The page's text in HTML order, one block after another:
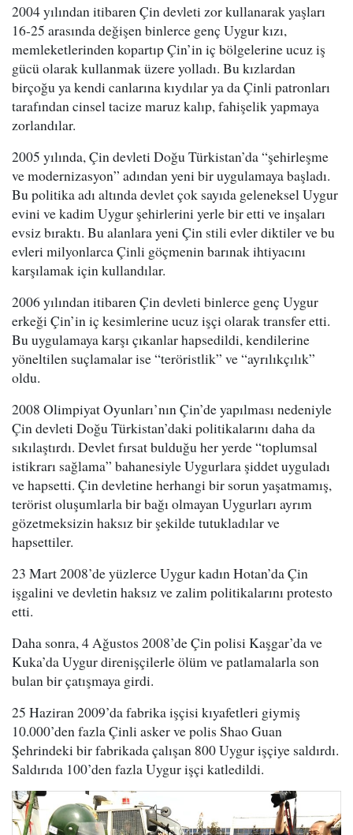
2004 yılından itibaren Çin devleti zor kullanarak yaşları
16-25 arasında değişen binlerce genç Uygur kızı,
memleketlerinden kopartıp Çin’in iç bölgelerine ucuz iş
gücü olarak kullanmak üzere yolladı. Bu kızlardan
birçoğu ya kendi canlarına kıydılar ya da Çinli patronları
tarafından cinsel tacize maruz kalıp, fahişelik yapmaya
zorlandılar.
2005 yılında, Çin devleti Doğu Türkistan’da “şehirleşme
ve modernizasyon” adından yeni bir uygulamaya başladı.
Bu politika adı altında devlet çok sayıda geleneksel Uygur
evini ve kadim Uygur şehirlerini yerle bir etti ve inşaları
evsiz bıraktı. Bu alanlara yeni Çin stili evler diktiler ve bu
evleri milyonlarca Çinli göçmenin barınak ihtiyacını
karşılamak için kullandılar.
2006 yılından itibaren Çin devleti binlerce genç Uygur
erkeği Çin’in iç kesimlerine ucuz işçi olarak transfer etti.
Bu uygulamaya karşı çıkanlar hapsedildi, kendilerine
yöneltilen suçlamalar ise “teröristlik” ve “ayrılıkçılık”
oldu.
2008 Olimpiyat Oyunları’nın Çin’de yapılması nedeniyle
Çin devleti Doğu Türkistan’daki politikalarını daha da
sıkılaştırdı. Devlet fırsat bulduğu her yerde “toplumsal
istikrarı sağlama” bahanesiyle Uygurlara şiddet uyguladı
ve hapsetti. Çin devletine herhangi bir sorun yaşatmamış,
terörist oluşumlarla bir bağı olmayan Uygurları ayrım
gözetmeksizin haksız bir şekilde tutukladılar ve
hapsettiler.
23 Mart 2008’de yüzlerce Uygur kadın Hotan’da Çin
işgalini ve devletin haksız ve zalim politikalarını protesto
etti.
Daha sonra, 4 Ağustos 2008’de Çin polisi Kaşgar’da ve
Kuka’da Uygur direnişçilerle ölüm ve patlamalarla son
bulan bir çatışmaya girdi.
25 Haziran 2009’da fabrika işçisi kıyafetleri giymiş
10.000’den fazla Çinli asker ve polis Shao Guan
Şehrindeki bir fabrikada çalışan 800 Uygur işçiye saldırdı.
Saldırıda 100’den fazla Uygur işçi katledildi.